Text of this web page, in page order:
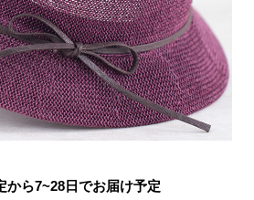
から7~28日でお届け予定